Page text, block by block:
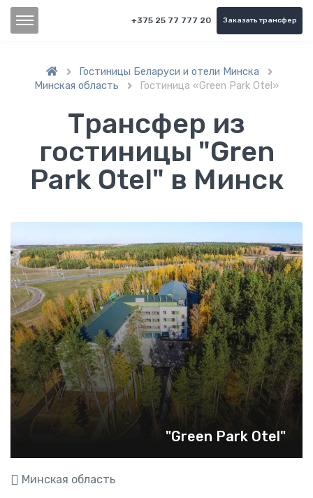
+375 25 77 777 20 Заказать трансфер
 Гостиницы Беларуси и отели Минска 
Минская область  Гостиница «Green Park Otel»
Трансфер из
гостиницы "Gren
Park Otel" в Минск
"Green Park Otel"
Минская область